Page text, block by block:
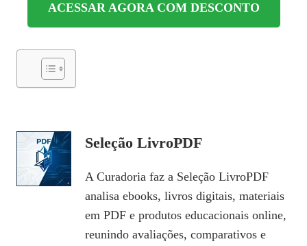
ACESSAR AGORA COM DESCONTO
Seleção LivroPDF
A Curadoria faz a Seleção LivroPDF
analisa ebooks, livros digitais, materiais
em PDF e produtos educacionais online,
reunindo avaliações, comparativos e